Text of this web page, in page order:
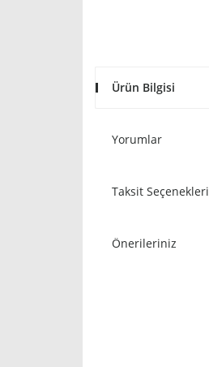
Ürün Bilgisi
Yorumlar
Taksit Seçenekleri
Önerileriniz